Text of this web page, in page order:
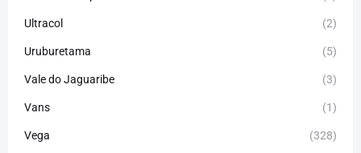
Ultracol (2)
Uruburetama (5)
Vale do Jaguaribe (3)
Vans (1)
Vega (328)